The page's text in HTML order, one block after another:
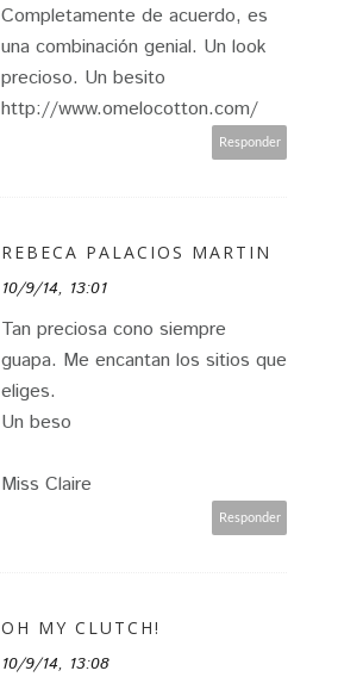
Completamente de acuerdo, es
una combinación genial. Un look
precioso. Un besito
http://www.omelocotton.com/
Responder
REBECA PALACIOS MARTIN
10/9/14, 13:01
Tan preciosa cono siempre
guapa. Me encantan los sitios que
eliges.
Un beso
Miss Claire
Responder
OH MY CLUTCH!
10/9/14, 13:08